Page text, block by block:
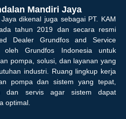
Mandiri Jaya
dikenal juga sebagai PT. KAM
tahun 2019 dan secara resmi
Dealer Grundfos and Service
oleh Grundfos Indonesia untuk
pompa, solusi, dan layanan yang
industri. Ruang lingkup kerja
pompa dan sistem yang tepat,
dan servis agar sistem dapat
optimal.